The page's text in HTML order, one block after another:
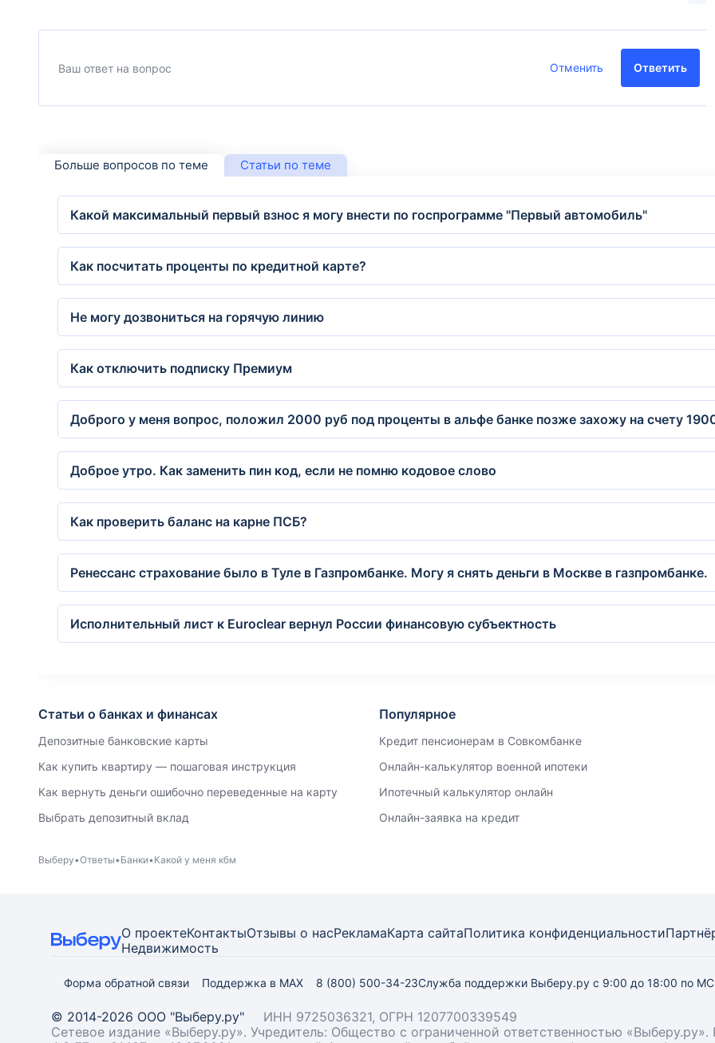
Отменить Ответить
Больше вопросов по теме Статьи по теме
Какой максимальный первый взнос я могу внести по госпрограмме "Первый автомобиль"
Как посчитать проценты по кредитной карте?
Не могу дозвониться на горячую линию
Как отключить подписку Премиум
Доброго у меня вопрос, положил 2000 руб под проценты в альфе банке позже захожу на счету
Доброе утро. Как заменить пин код, если не помню кодовое слово
Как проверить баланс на карне ПСБ?
Ренессанс страхование было в Туле в Газпромбанке. Могу я снять деньги в Москве в газпромбанке.
Исполнительный лист к Euroclear вернул России финансовую субъектность
Статьи о банках и финансах
Депозитные банковские карты
Как купить квартиру — пошаговая инструкция
Как вернуть деньги ошибочно переведенные на карту
Выбрать депозитный вклад
Популярное
Кредит пенсионерам в Совкомбанке
Онлайн-калькулятор военной ипотеки
Ипотечный калькулятор онлайн
Онлайн-заявка на кредит
Выберу Ответы Банки Какой у меня кбм
О проектеКонтактыОтзывы о насРекламаКарта сайтаПолитика конфиденциальности
Недвижимость
Форма обратной связи Поддержка в MAX 8 (800) 500-34-23Служба поддержки Выберу.ру с 9:00 до 18:00 по
© 2014-2026 ООО "Выберу.ру"
ИНН 9725036321, ОГРН 1207700339549
Сетевое издание «Выберу.ру». Учредитель: Общество с ограниченной ответственностью